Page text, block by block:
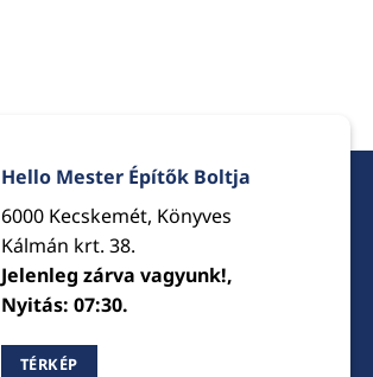
Hello Mester Építők Boltja
6000 Kecskemét, Könyves
Kálmán krt. 38.
Jelenleg zárva vagyunk!,
Nyitás: 07:30.
TÉRKÉP